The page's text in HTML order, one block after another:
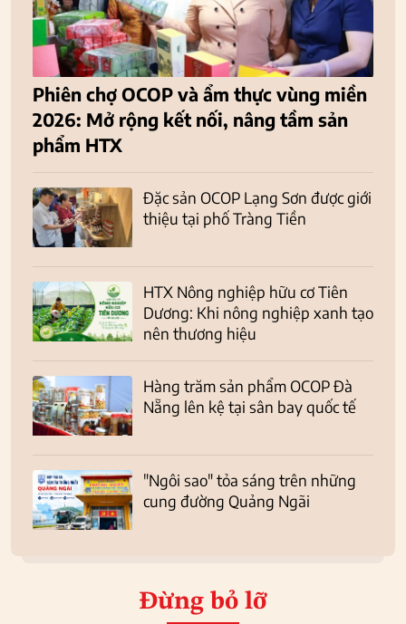
Phiên chợ OCOP và ẩm thực vùng miền
2026: Mở rộng kết nối, nâng tầm sản
phẩm HTX
Đặc sản OCOP Lạng Sơn được giới
thiệu tại phố Tràng Tiền
HTX Nông nghiệp hữu cơ Tiên
Dương: Khi nông nghiệp xanh tạo
nên thương hiệu
Hàng trăm sản phẩm OCOP Đà
Nẵng lên kệ tại sân bay quốc tế
"Ngôi sao" tỏa sáng trên những
cung đường Quảng Ngãi
Đừng bỏ lỡ